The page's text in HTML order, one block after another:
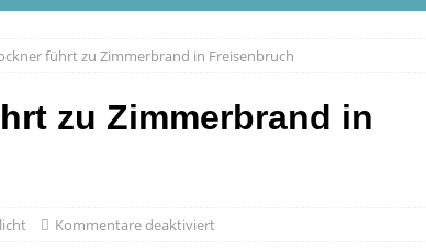
in Essen-Freisenbruch: Bett steht in Flammen
Oststadt am 12. Juli 2026
VERANSTALTUNGEN
führt zu Zimmerbrand in Freisenbruch
zu Zimmerbrand in
Kommentare deaktiviert